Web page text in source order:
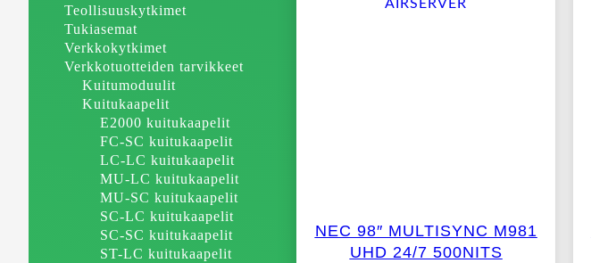
Teollisuuskytkimet
Tukiasemat
Verkkokytkimet
Verkkotuotteiden tarvikkeet
Kuitumoduulit
Kuitukaapelit
E2000 kuitukaapelit
FC-SC kuitukaapelit
LC-LC kuitukaapelit
MU-LC kuitukaapelit
MU-SC kuitukaapelit
SC-LC kuitukaapelit
SC-SC kuitukaapelit
ST-LC kuitukaapelit
NEC 98″ MULTISYNC M981
UHD 24/7 500NITS